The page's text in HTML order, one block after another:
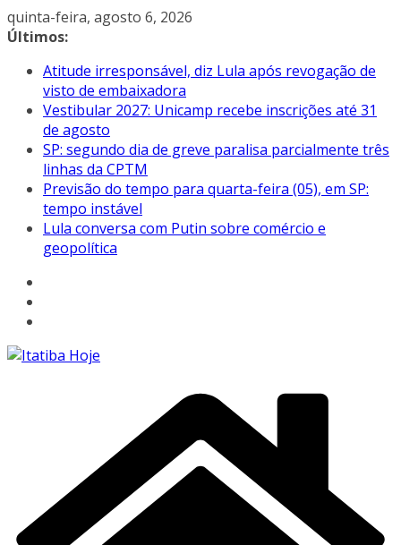
Pular
para
conteúdo
quinta-feira, agosto 6, 2026
Últimos:
Atitude irresponsável, diz Lula após revogação de
visto de embaixadora
Vestibular 2027: Unicamp recebe inscrições até 31
de agosto
SP: segundo dia de greve paralisa parcialmente três
linhas da CPTM
Previsão do tempo para quarta-feira (05), em SP:
tempo instável
Lula conversa com Putin sobre comércio e
geopolítica